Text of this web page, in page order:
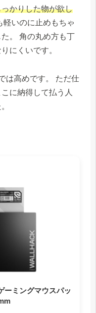
かりした物が欲し
軽いのに止めもちゃ
。 角の丸め方も丁
にくいです。
は高めです。 ただ仕
に納得して払う人
ーミングマウスパッ